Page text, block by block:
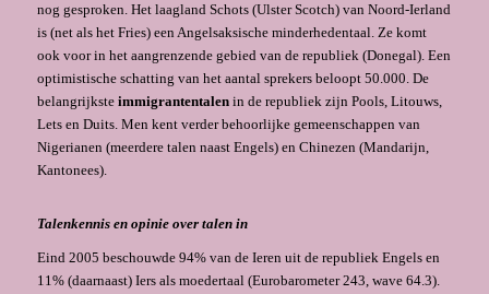
nog gesproken. Het laagland Schots (Ulster Scotch) van Noord-Ierland
is (net als het Fries) een Angelsaksische minderhedentaal. Ze komt
ook voor in het aangrenzende gebied van de republiek (Donegal). Een
optimistische schatting van het aantal sprekers beloopt 50.000. De
belangrijkste immigrantentalenin de republiek zijn Pools, Litouws,
Lets en Duits. Men kent verder behoorlijke gemeenschappen van
Nigerianen (meerdere talen naast Engels) en Chinezen (Mandarijn,
Kantonees).
Talenkennis en opinie over talen in
Eind 2005 beschouwde 94% van de Ieren uit de republiek Engels en
11% (daarnaast) Iers als moedertaal (Eurobarometer 243, wave 64.3).